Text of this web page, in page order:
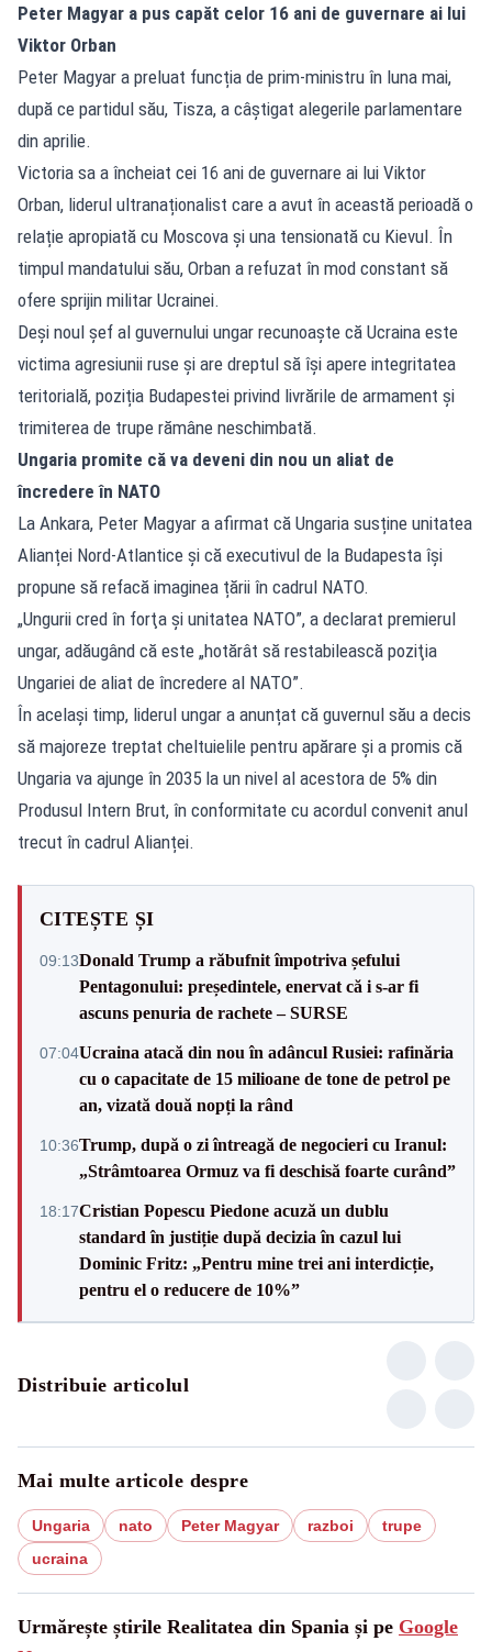
Peter Magyar a pus capăt celor 16 ani de guvernare ai lui
Viktor Orban
Peter Magyar a preluat funcția de prim-ministru în luna mai,
după ce partidul său, Tisza, a câștigat alegerile parlamentare
din aprilie.
Victoria sa a încheiat cei 16 ani de guvernare ai lui Viktor
Orban, liderul ultranaționalist care a avut în această perioadă o
relație apropiată cu Moscova și una tensionată cu Kievul. În
timpul mandatului său, Orban a refuzat în mod constant să
ofere sprijin militar Ucrainei.
Deși noul șef al guvernului ungar recunoaște că Ucraina este
victima agresiunii ruse și are dreptul să își apere integritatea
teritorială, poziția Budapestei privind livrările de armament și
trimiterea de trupe rămâne neschimbată.
Ungaria promite că va deveni din nou un aliat de
încredere în NATO
La Ankara, Peter Magyar a afirmat că Ungaria susține unitatea
Alianței Nord-Atlantice și că executivul de la Budapesta își
propune să refacă imaginea țării în cadrul NATO.
„Ungurii cred în forţa şi unitatea NATO”, a declarat premierul
ungar, adăugând că este „hotărât să restabilească poziţia
Ungariei de aliat de încredere al NATO”.
În același timp, liderul ungar a anunțat că guvernul său a decis
să majoreze treptat cheltuielile pentru apărare și a promis că
Ungaria va ajunge în 2035 la un nivel al acestora de 5% din
Produsul Intern Brut, în conformitate cu acordul convenit anul
trecut în cadrul Alianței.
CITEȘTE ȘI
09:13Donald Trump a răbufnit împotriva șefului
Pentagonului: președintele, enervat că i s-ar fi
ascuns penuria de rachete – SURSE
07:04Ucraina atacă din nou în adâncul Rusiei: rafinăria
cu o capacitate de 15 milioane de tone de petrol pe
an, vizată două nopți la rând
10:36Trump, după o zi întreagă de negocieri cu Iranul:
„Strâmtoarea Ormuz va fi deschisă foarte curând”
18:17Cristian Popescu Piedone acuză un dublu
standard în justiție după decizia în cazul lui
Dominic Fritz: „Pentru mine trei ani interdicție,
pentru el o reducere de 10%”
Distribuie articolul
Mai multe articole despre
Ungaria nato Peter Magyar razboi
trupe
ucraina
Urmărește știrile Realitatea din Spania și pe Google